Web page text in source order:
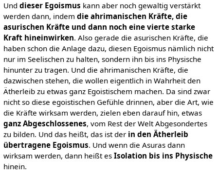
Und dieser Egoismus kann aber noch gewaltig verstärkt
werden dann, indem die ahrimanischen Kräfte, die
asurischen Kräfte und dann noch eine vierte starke
Kraft hineinwirken. Also gerade die asurischen Kräfte, die
haben schon die Anlage dazu, diesen Egoismus nämlich nicht
nur im Seelischen zu halten, sondern ihn bis ins Physische
hinunter zu tragen. Und die ahrimanischen Kräfte, die
dazwischen stehen, die wollen eigentlich in Wahrheit den
Ätherleib zu etwas ganz Egoistischem machen. Da sind zwar
nicht so diese egoistischen Gefühle drinnen, aber die Art, wie
die Kräfte wirksam werden, zielen eben darauf hin, etwas
ganz Abgeschlossenes, vom Rest der Welt Abgesondertes
zu bilden. Und das heißt, das ist der in den Ätherleib
übertragene Egoismus. Und wenn die Asuras dann
wirksam werden, dann heißt es Isolation bis ins Physische
hinein.